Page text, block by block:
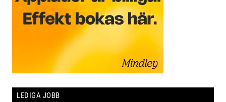
LEDIGA JOBB